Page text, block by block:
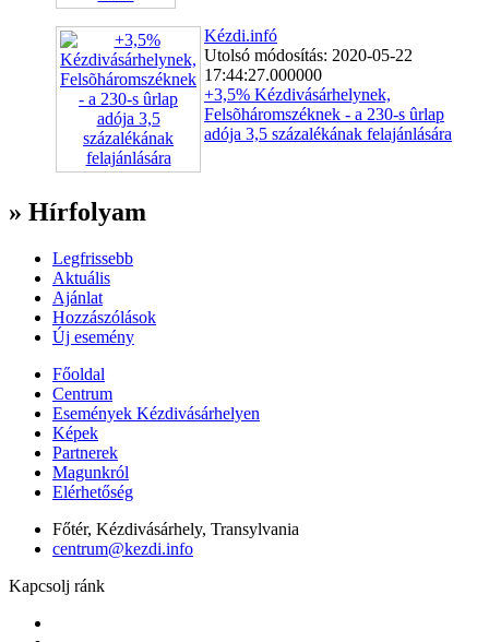
Kézdi.infó
Utolsó módosítás: 2020-05-22
17:44:27.000000
+3,5% Kézdivásárhelynek,
Felsõháromszéknek - a 230-s ûrlap
adója 3,5 százalékának felajánlására
» Hírfolyam
Legfrissebb
Aktuális
Ajánlat
Hozzászólások
Új esemény
Főoldal
Centrum
Események Kézdivásárhelyen
Képek
Partnerek
Magunkról
Elérhetőség
Főtér, Kézdivásárhely, Transylvania
centrum@kezdi.info
Kapcsolj ránk